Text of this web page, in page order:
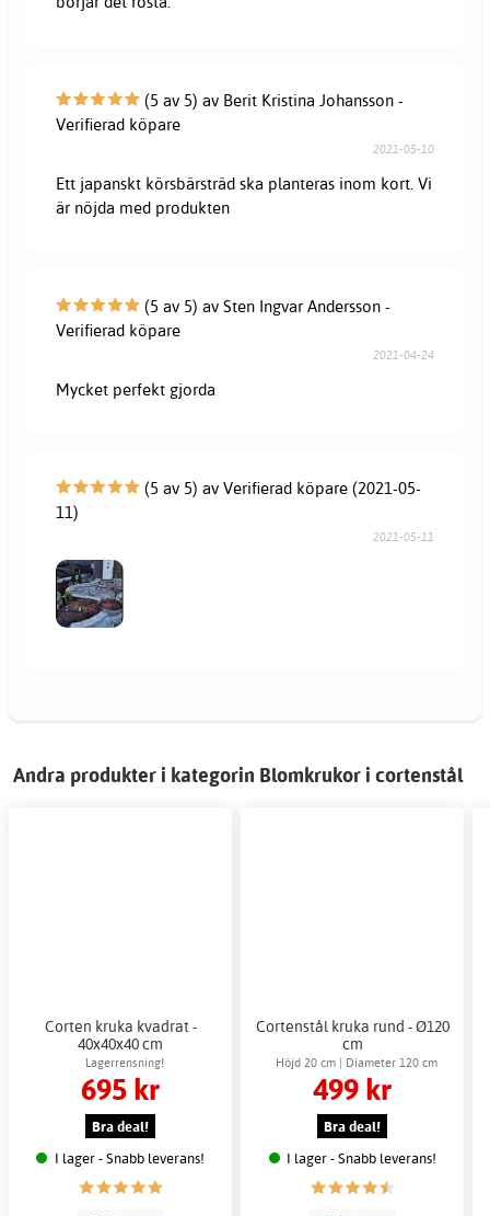
(5 av 5) av Berit Kristina Johansson -
Verifierad köpare
2021-05-10
Ett japanskt körsbärsträd ska planteras inom kort. Vi
är nöjda med produkten
(5 av 5) av Sten Ingvar Andersson -
Verifierad köpare
2021-04-24
Mycket perfekt gjorda
(5 av 5) av Verifierad köpare (2021-05-
11)
2021-05-11
Andra produkter i kategorin Blomkrukor i cortenstål
Corten kruka kvadrat -
40x40x40 cm
Lagerrensning!
695 kr
Bra deal!
I lager - Snabb leverans!
Cortenstål kruka rund - Ø120
cm
Höjd 20 cm | Diameter 120 cm
499 kr
Bra deal!
I lager - Snabb leverans!